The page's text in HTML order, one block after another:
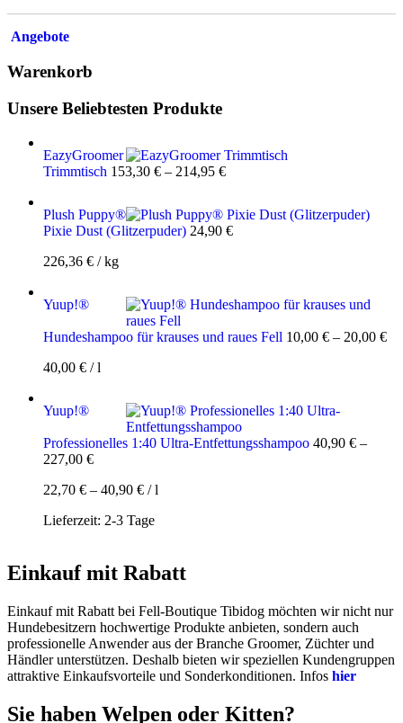
Angebote
Warenkorb
Unsere Beliebtesten Produkte
EazyGroomer
Trimmtisch 153,30 € – 214,95 €
Plush Puppy®
Pixie Dust (Glitzerpuder) 24,90 €
226,36 € /kg
Yuup!®
Hundeshampoo für krauses und raues Fell 10,00 € – 20,00 €
40,00 € /l
Yuup!®
Professionelles 1:40 Ultra-Entfettungsshampoo 40,90 € –
227,00 €
22,70 € – 40,90 € /l
Lieferzeit: 2-3 Tage
Einkauf mit Rabatt
Einkauf mit Rabatt bei Fell-Boutique Tibidog möchten wir nicht nur
Hundebesitzern hochwertige Produkte anbieten, sondern auch
professionelle Anwender aus der Branche Groomer, Züchter und
Händler unterstützen. Deshalb bieten wir speziellen Kundengruppen
attraktive Einkaufsvorteile und Sonderkonditionen. Infos hier
Sie haben Welpen oder Kitten?